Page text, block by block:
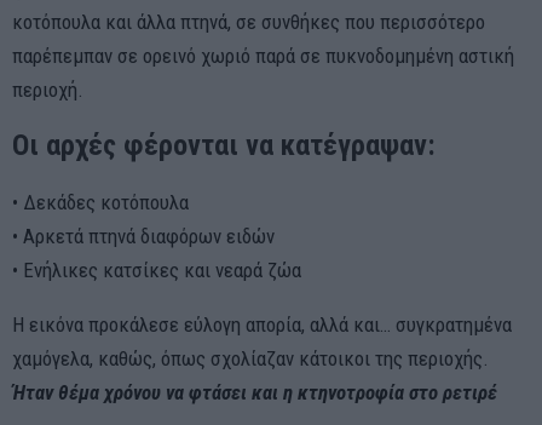
κοτόπουλα και άλλα πτηνά, σε συνθήκες που περισσότερο
παρέπεμπαν σε ορεινό χωριό παρά σε πυκνοδομημένη αστική
περιοχή.
Οι αρχές φέρονται να κατέγραψαν:
• Δεκάδες κοτόπουλα
• Αρκετά πτηνά διαφόρων ειδών
• Ενήλικες κατσίκες και νεαρά ζώα
Η εικόνα προκάλεσε εύλογη απορία, αλλά και… συγκρατημένα
χαμόγελα, καθώς, όπως σχολίαζαν κάτοικοι της περιοχής.
Ήταν θέμα χρόνου να φτάσει και η κτηνοτροφία στο ρετιρέ